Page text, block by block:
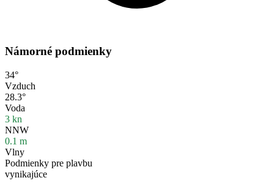
Námorné podmienky
34°
Vzduch
28.3°
Voda
3 kn
NNW
0.1 m
Vlny
Podmienky pre plavbu
vynikajúce